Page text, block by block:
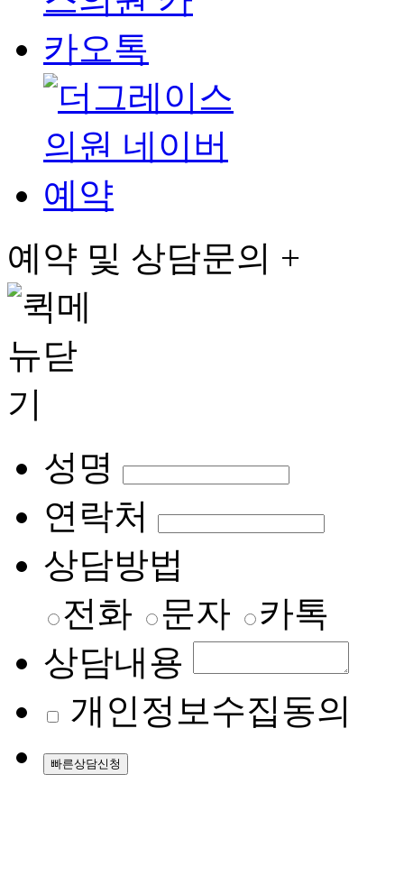
예약 및 상담문의 +
성명
연락처
상담방법
전화
문자
카톡
상담내용
개인정보수집동의